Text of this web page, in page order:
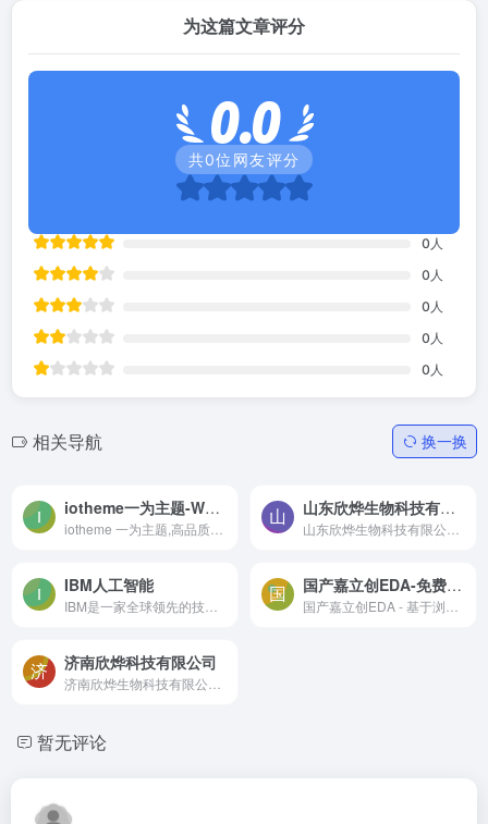
为这篇文章评分
0.0
共0位网友评分
0 人
0 人
0 人
0 人
0 人
相关导航 换一换
iotheme一为主题-WordPress导航主题 山东欣烨生物科技有限公司
IBM人工智能 国产嘉立创EDA-免费电路板设计软件
济南欣烨科技有限公司
暂无评论